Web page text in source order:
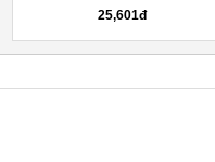
Reviews...
25,601đ